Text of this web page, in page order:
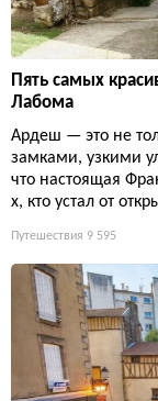
Пять самых
Лабома
Ардеш — это не
замками, узкими
что настоящая
х, кто устал от
Путешествия 9 595